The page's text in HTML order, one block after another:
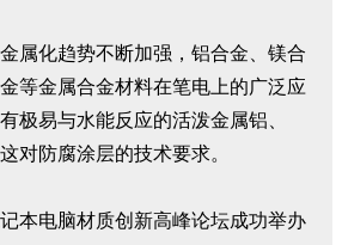
属化趋势不断加强，铝合金、镁合
等金属合金材料在笔电上的广泛应
极易与水能反应的活泼金属铝、
对防腐涂层的技术要求。